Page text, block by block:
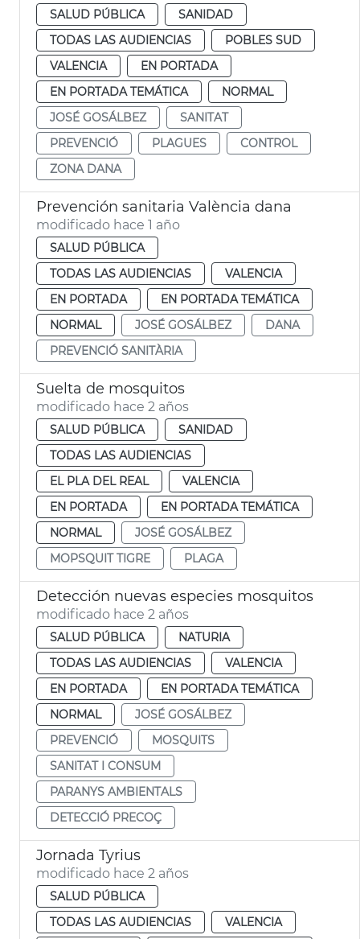
SALUD PÚBLICA
SANIDAD
TODAS LAS AUDIENCIAS
POBLES SUD
VALENCIA
EN PORTADA
EN PORTADA TEMÁTICA
NORMAL
JOSÉ GOSÁLBEZ
SANITAT
PREVENCIÓ
PLAGUES
CONTROL
ZONA DANA
Prevención sanitaria València dana
modificado hace 1 año
SALUD PÚBLICA
TODAS LAS AUDIENCIAS
VALENCIA
EN PORTADA
EN PORTADA TEMÁTICA
NORMAL
JOSÉ GOSÁLBEZ
DANA
PREVENCIÓ SANITÀRIA
Suelta de mosquitos
modificado hace 2 años
SALUD PÚBLICA
SANIDAD
TODAS LAS AUDIENCIAS
EL PLA DEL REAL
VALENCIA
EN PORTADA
EN PORTADA TEMÁTICA
NORMAL
JOSÉ GOSÁLBEZ
MOPSQUIT TIGRE
PLAGA
Detección nuevas especies mosquitos
modificado hace 2 años
SALUD PÚBLICA
NATURIA
TODAS LAS AUDIENCIAS
VALENCIA
EN PORTADA
EN PORTADA TEMÁTICA
NORMAL
JOSÉ GOSÁLBEZ
PREVENCIÓ
MOSQUITS
SANITAT I CONSUM
PARANYS AMBIENTALS
DETECCIÓ PRECOÇ
Jornada Tyrius
modificado hace 2 años
SALUD PÚBLICA
TODAS LAS AUDIENCIAS
VALENCIA